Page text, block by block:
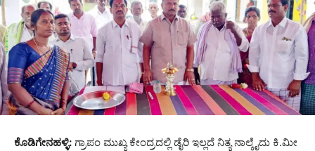
ಕೊಡಿಗೇನಹಳ್ಳಿ: ಗ್ರಾಪಂ ಮುಖ್ಯ ಕೇಂದ್ರದಲ್ಲಿ ಡೈರಿ ಇಲ್ಲದೆ ನಿತ್ಯ ನಾಲ್ಕೈದು ಕಿ.ಮೀ